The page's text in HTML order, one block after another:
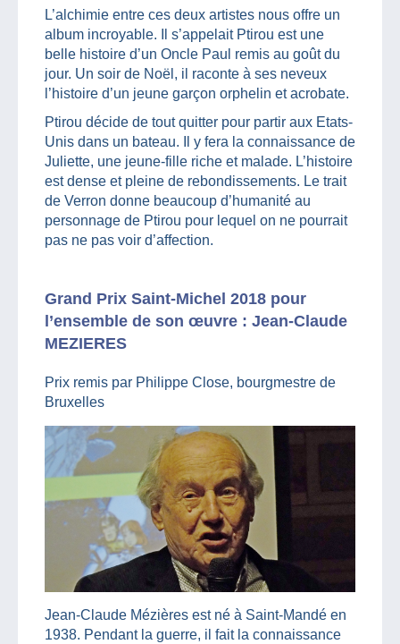
L’alchimie entre ces deux artistes nous offre un
album incroyable. Il s’appelait Ptirou est une
belle histoire d’un Oncle Paul remis au goût du
jour. Un soir de Noël, il raconte à ses neveux
l’histoire d’un jeune garçon orphelin et acrobate.
Ptirou décide de tout quitter pour partir aux Etats-
Unis dans un bateau. Il y fera la connaissance de
Juliette, une jeune-fille riche et malade. L’histoire
est dense et pleine de rebondissements. Le trait
de Verron donne beaucoup d’humanité au
personnage de Ptirou pour lequel on ne pourrait
pas ne pas voir d’affection.
Grand Prix Saint-Michel 2018 pour
l’ensemble de son œuvre : Jean-Claude
MEZIERES
Prix remis par Philippe Close, bourgmestre de
Bruxelles
Jean-Claude Mézières est né à Saint-Mandé en
1938. Pendant la guerre, il fait la connaissance